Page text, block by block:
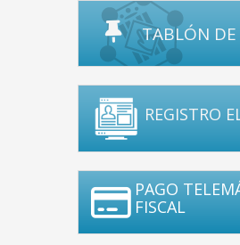
TABLÓN DE
REGISTRO
PAGO
FISCAL